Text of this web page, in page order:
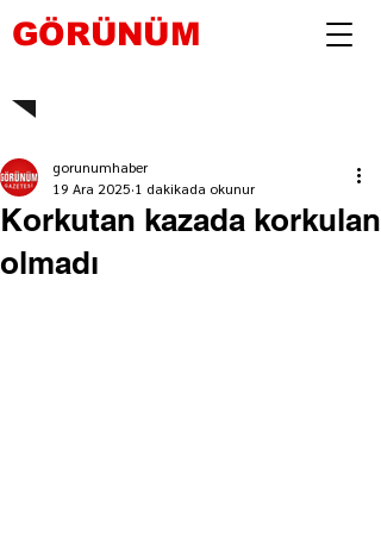
GÖRÜNÜM
Korkutan kazada korkulan
olmadı
gorunumhaber
19 Ara 2025 1 dakikada okunur